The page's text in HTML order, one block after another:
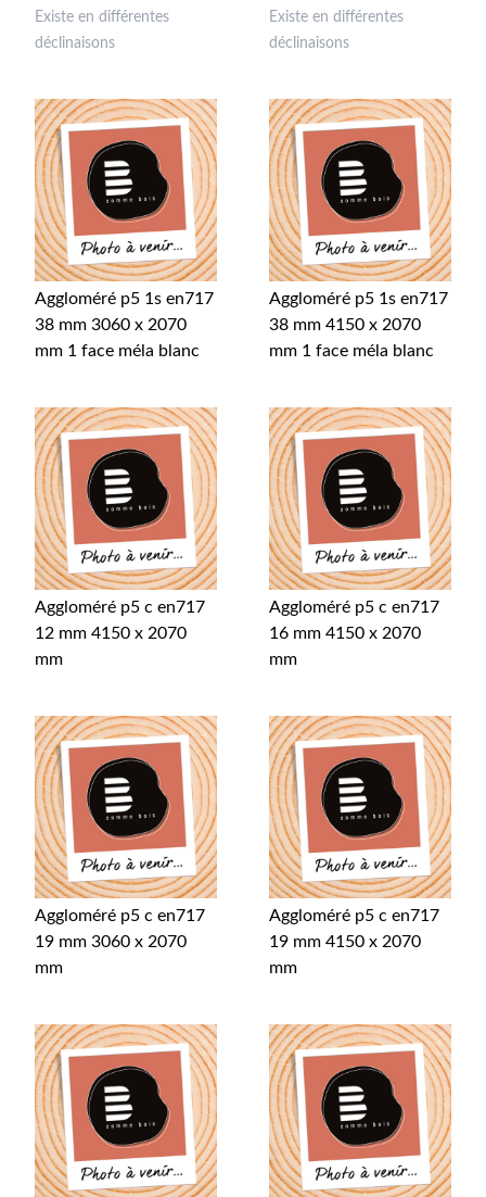
Existe en différentes
déclinaisons
Existe en différentes
déclinaisons
Aggloméré p5 1s en717
38 mm 3060 x 2070
mm 1 face méla blanc
Aggloméré p5 1s en717
38 mm 4150 x 2070
mm 1 face méla blanc
Aggloméré p5 c en717
12 mm 4150 x 2070
mm
Aggloméré p5 c en717
16 mm 4150 x 2070
mm
Aggloméré p5 c en717
19 mm 3060 x 2070
mm
Aggloméré p5 c en717
19 mm 4150 x 2070
mm